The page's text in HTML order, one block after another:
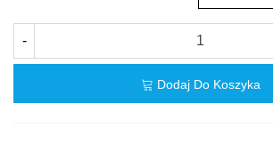
-
Dodaj Do Koszyka